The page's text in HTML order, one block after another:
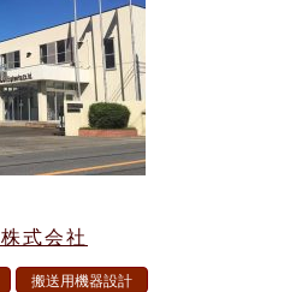
式会社
搬送用機器設計